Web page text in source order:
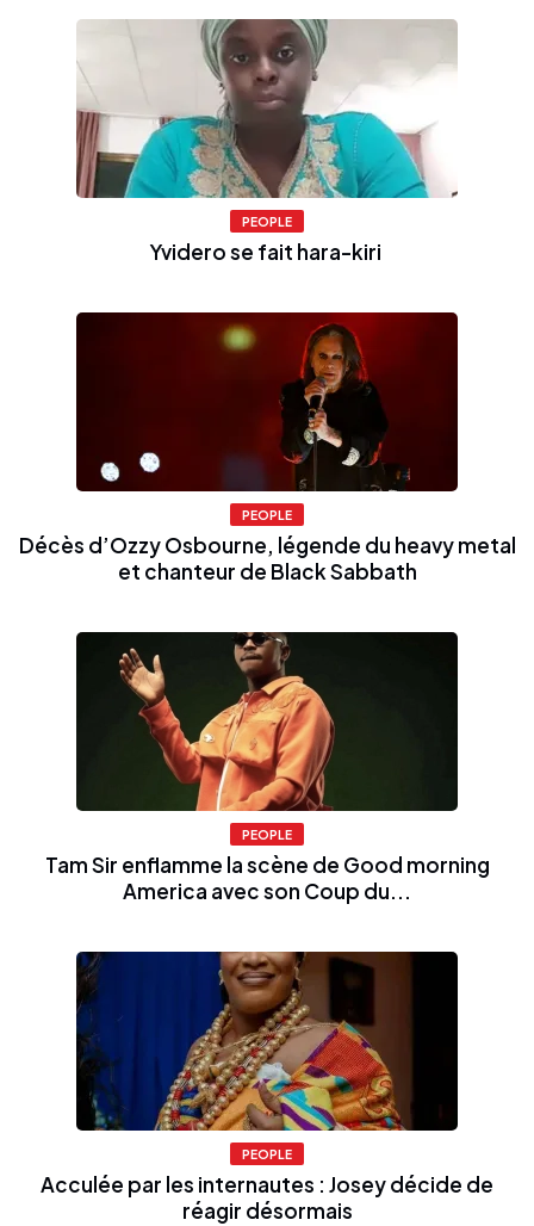
PEOPLE
Yvidero se fait hara-kiri
PEOPLE
Décès d’Ozzy Osbourne, légende du heavy metal
et chanteur de Black Sabbath
PEOPLE
Tam Sir enflamme la scène de Good morning
America avec son Coup du...
PEOPLE
Acculée par les internautes : Josey décide de
réagir désormais